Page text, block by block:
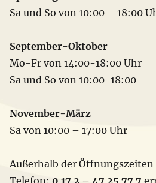
Sa und So von 10:00 – 18:00
September-Oktober
Mo-Fr von 14:00-18:00 Uhr
Sa und So von 10:00-18:00
November-März
Sa von 10:00 – 17:00 Uhr
Außerhalb der
Telefon: 0 17 2 – 47 25 77 7